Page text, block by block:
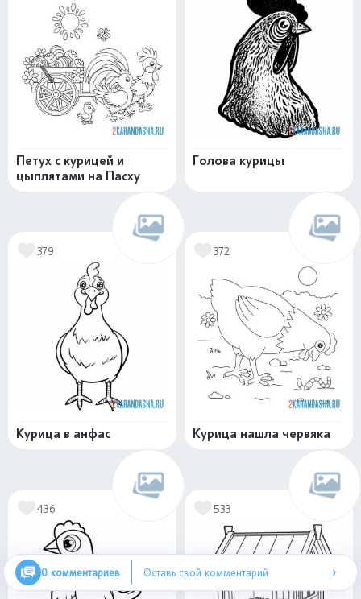
Петух с курицей и
цыплятами на Пасху
Голова курицы
379
Курица в анфас
372
Курица нашла червяка
436 533
0 комментариев Оставь свой комментарий ›